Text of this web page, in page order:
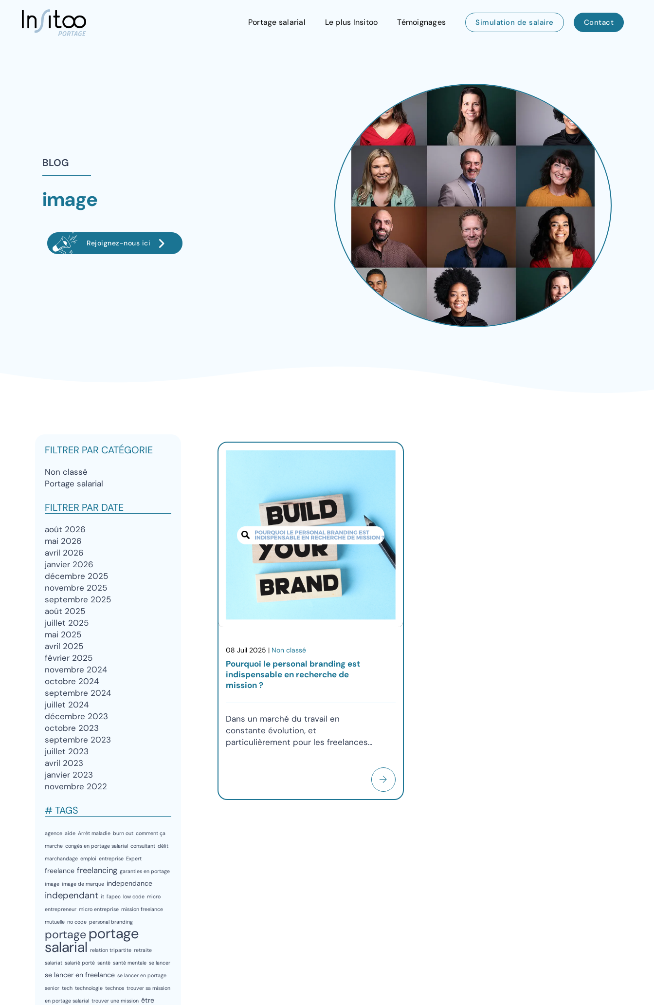
Portage salarial Le plus Insitoo Témoignages Simulation de salaire Contact
BLOG
image
Rejoignez-nous ici
FILTRER PAR CATÉGORIE
Non classé
Portage salarial
FILTRER PAR DATE
août 2026
mai 2026
avril 2026
janvier 2026
décembre 2025
novembre 2025
septembre 2025
août 2025
juillet 2025
mai 2025
avril 2025
février 2025
novembre 2024
octobre 2024
septembre 2024
juillet 2024
décembre 2023
octobre 2023
septembre 2023
juillet 2023
avril 2023
janvier 2023
novembre 2022
# TAGS
agence aide Arrêt maladie burn out comment ça
marche congés en portage salarial consultant délit
marchandage emploi entreprise Expert
freelance freelancing garanties en portage
image image de marque independance
independant it l'apec low code micro
entrepreneur micro entreprise mission freelance
mutuelle no code personal branding
portage portage
salarial relation tripartite retraite
salariat salarié porté santé santé mentale se lancer
se lancer en freelance se lancer en portage
senior tech technologie technos trouver sa mission
en portage salarial trouver une mission être
08 Juil 2025 | Non classé
Pourquoi le personal branding est
indispensable en recherche de
mission ?
Dans un marché du travail en
constante évolution, et
particulièrement pour les freelances
construction et la promotion délibérée